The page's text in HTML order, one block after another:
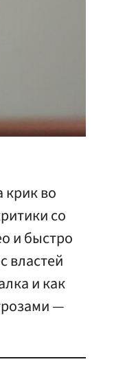
во
со
и быстро
властей
и как
—